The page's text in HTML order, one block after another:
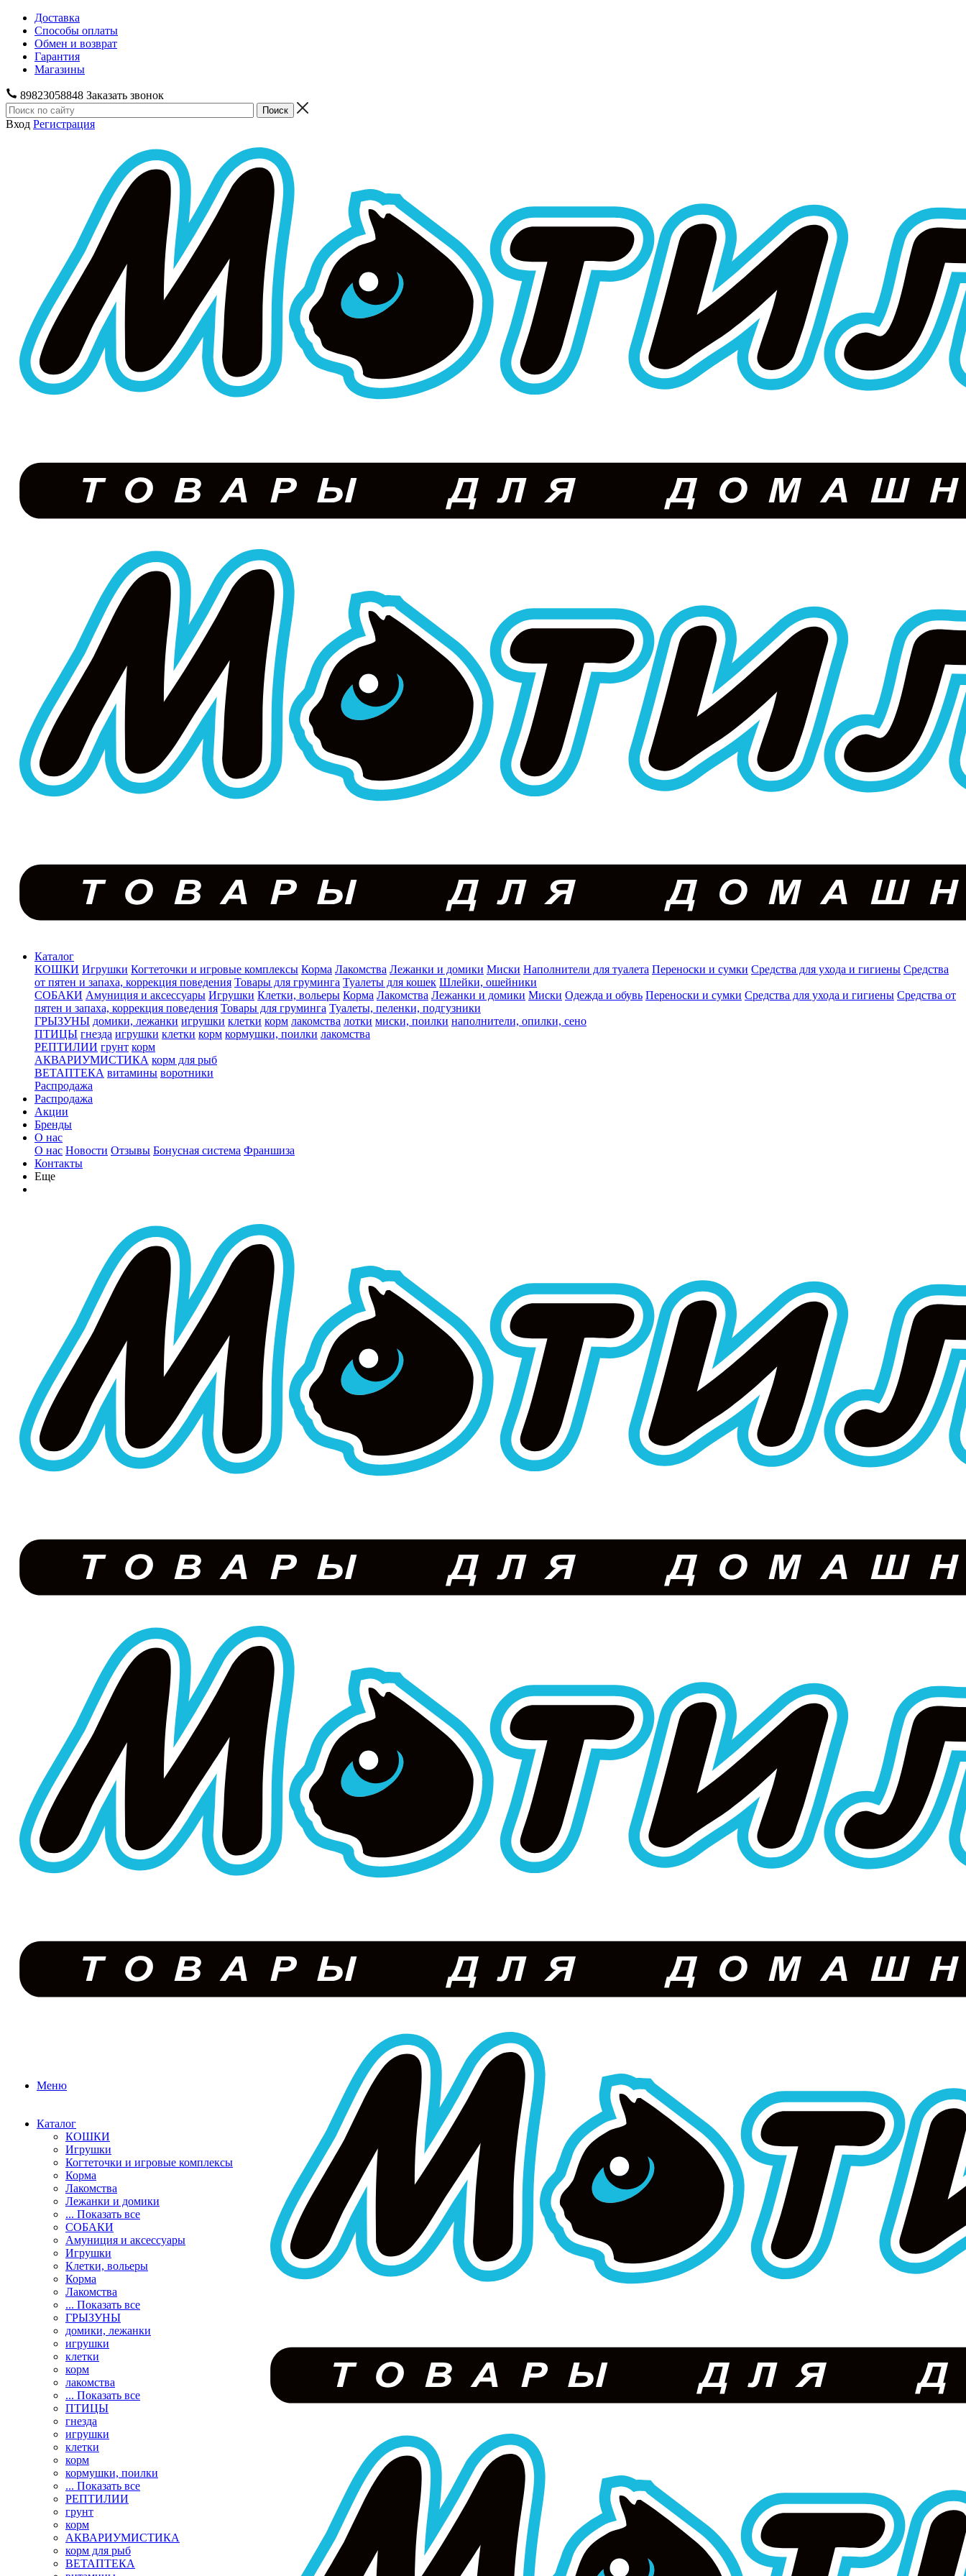
Доставка
Способы оплаты
Обмен и возврат
Гарантия
Магазины
89823058848 Заказать звонок
Вход Регистрация
Каталог
КОШКИ Игрушки Когтеточки и игровые комплексы Корма Лакомства Лежанки и домики Миски Наполнители для туалета Переноски и сумки Средства для ухода и гигиены Средства
от пятен и запаха, коррекция поведения Товары для груминга Туалеты для кошек Шлейки, ошейники
СОБАКИ Амуниция и аксессуары Игрушки Клетки, вольеры Корма Лакомства Лежанки и домики Миски Одежда и обувь Переноски и сумки Средства для ухода и гигиены Средства от
пятен и запаха, коррекция поведения Товары для груминга Туалеты, пеленки, подгузники
ГРЫЗУНЫ домики, лежанки игрушки клетки корм лакомства лотки миски, поилки наполнители, опилки, сено
ПТИЦЫ гнезда игрушки клетки корм кормушки, поилки лакомства
РЕПТИЛИИ грунт корм
АКВАРИУМИСТИКА корм для рыб
ВЕТАПТЕКА витамины воротники
Распродажа
Распродажа
Акции
Бренды
О нас
О нас Новости Отзывы Бонусная система Франшиза
Контакты
Еще
Меню
Каталог
КОШКИ
Игрушки
Когтеточки и игровые комплексы
Корма
Лакомства
Лежанки и домики
... Показать все
СОБАКИ
Амуниция и аксессуары
Игрушки
Клетки, вольеры
Корма
Лакомства
... Показать все
ГРЫЗУНЫ
домики, лежанки
игрушки
клетки
корм
лакомства
... Показать все
ПТИЦЫ
гнезда
игрушки
клетки
корм
кормушки, поилки
... Показать все
РЕПТИЛИИ
грунт
корм
АКВАРИУМИСТИКА
корм для рыб
ВЕТАПТЕКА